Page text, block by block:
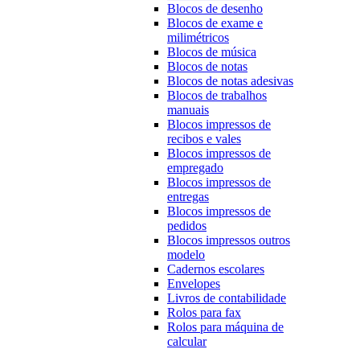
Blocos de desenho
Blocos de exame e
milimétricos
Blocos de música
Blocos de notas
Blocos de notas adesivas
Blocos de trabalhos
manuais
Blocos impressos de
recibos e vales
Blocos impressos de
empregado
Blocos impressos de
entregas
Blocos impressos de
pedidos
Blocos impressos outros
modelo
Cadernos escolares
Envelopes
Livros de contabilidade
Rolos para fax
Rolos para máquina de
calcular